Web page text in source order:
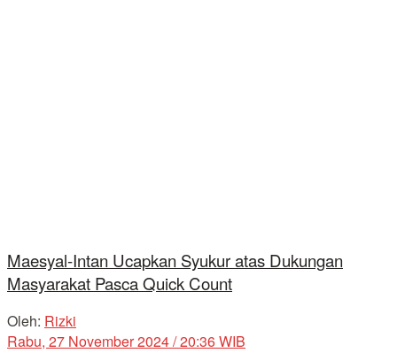
Maesyal-Intan Ucapkan Syukur atas Dukungan
Masyarakat Pasca Quick Count
Oleh: Rizki
Rabu, 27 November 2024 / 20:36 WIB